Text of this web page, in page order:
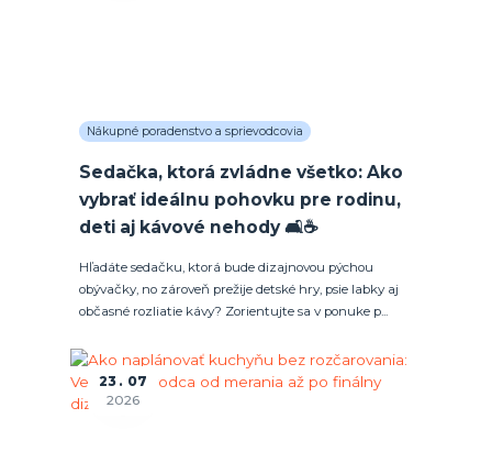
Nákupné poradenstvo a sprievodcovia
Sedačka, ktorá zvládne všetko: Ako
vybrať ideálnu pohovku pre rodinu,
deti aj kávové nehody 🛋️☕
Hľadáte sedačku, ktorá bude dizajnovou pýchou
obývačky, no zároveň prežije detské hry, psie labky aj
občasné rozliatie kávy? Zorientujte sa v ponuke p...
23
07
2026